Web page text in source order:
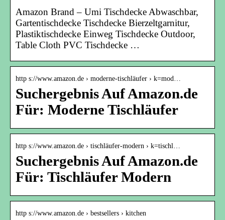
Amazon Brand – Umi Tischdecke Abwaschbar,
Gartentischdecke Tischdecke Bierzeltgarnitur,
Plastiktischdecke Einweg Tischdecke Outdoor,
Table Cloth PVC Tischdecke …
http s://www.amazon.de › moderne-tischläufer › k=mod…
Suchergebnis Auf Amazon.de
Für: Moderne Tischläufer
http s://www.amazon.de › tischläufer-modern › k=tischl…
Suchergebnis Auf Amazon.de
Für: Tischläufer Modern
http s://www.amazon.de › bestsellers › kitchen